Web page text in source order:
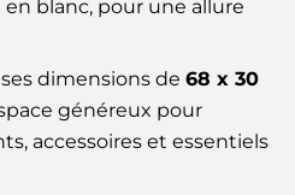
en blanc, pour une allure
ses dimensions de 68 x 30
généreux pour
accessoires et essentiels